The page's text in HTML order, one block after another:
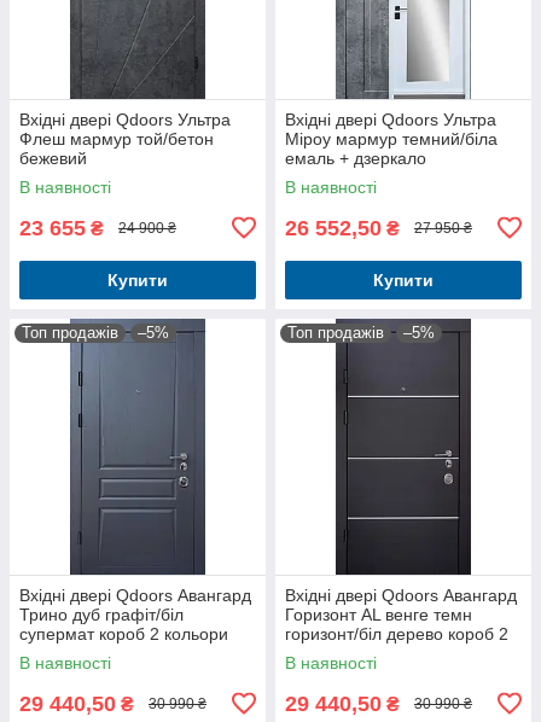
Вхідні двері Qdoors Ультра
Флеш мармур той/бетон
бежевий
В наявності
23 655 ₴ 24 900 ₴
Купити
Вхідні двері Qdoors Ультра
Міроу мармур темний/біла
емаль + дзеркало
В наявності
26 552,50 ₴ 27 950 ₴
Купити
Топ продажів –5%
Вхідні двері Qdoors Авангард
Трино дуб графіт/біл
супермат короб 2 кольори
В наявності
29 440,50 ₴ 30 990 ₴
Топ продажів –5%
Вхідні двері Qdoors Авангард
Горизонт AL венге темн
горизонт/біл дерево короб 2
кольори
В наявності
29 440,50 ₴ 30 990 ₴